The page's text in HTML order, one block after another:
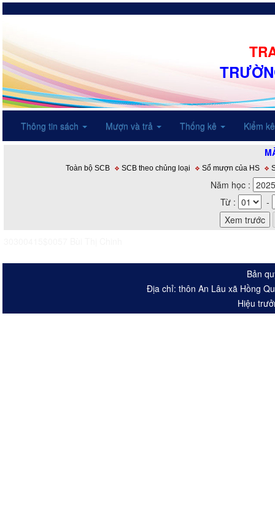
Thông tin sách Mượn và trả Thống kê Kiểm
Toàn bộ SCB SCB theo chủng loại Sổ mượn của HS
Năm học :
Từ :
-
Bản
Địa chỉ: thôn An Lâu xã Hồng
Hiệu